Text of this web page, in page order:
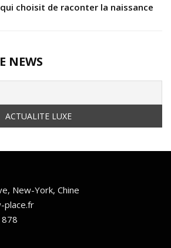
choisit de raconter la naissance
NEWS
New-York, Chine
place.fr